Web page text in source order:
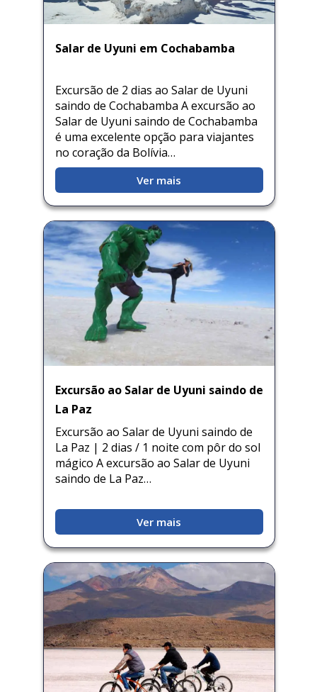
Salar de Uyuni em Cochabamba
Excursão de 2 dias ao Salar de Uyuni
saindo de Cochabamba A excursão ao
Salar de Uyuni saindo de Cochabamba
é uma excelente opção para viajantes
no coração da Bolívia…
Ver mais
Excursão ao Salar de Uyuni saindo de
La Paz
Excursão ao Salar de Uyuni saindo de
La Paz | 2 dias / 1 noite com pôr do sol
mágico A excursão ao Salar de Uyuni
saindo de La Paz…
Ver mais